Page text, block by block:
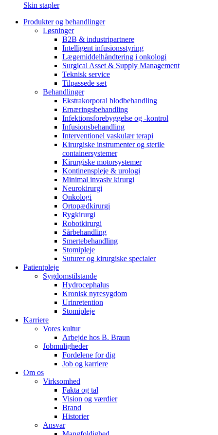
Skin stapler
Produkter og behandlinger
Løsninger
B2B & industripartnere
Intelligent infusionsstyring
Lægemiddelhåndtering i onkologi
Surgical Asset & Supply Management
Teknisk service
Tilpassede sæt
Behandlinger
Ekstrakorporal blodbehandling
Ernæringsbehandling
Infektionsforebyggelse og -kontrol
Infusionsbehandling
Interventionel vaskulær terapi
Kirurgiske instrumenter og sterile
containersystemer
Kirurgiske motorsystemer
Kontinenspleje & urologi
Minimal invasiv kirurgi
Neurokirurgi
Onkologi
Ortopædkirurgi
Rygkirurgi
Robotkirurgi
Sårbehandling
Smertebehandling
Stomipleje
Suturer og kirurgiske specialer
Patientpleje
Sygdomstilstande
Hydrocephalus
Kronisk nyresygdom
Urinretention
Stomipleje
Karriere
Vores kultur
Arbejde hos B. Braun
Jobmuligheder
Fordelene for dig
Job og karriere
Om os
Virksomhed
Fakta og tal
Vision og værdier
Brand
Historier
Ansvar